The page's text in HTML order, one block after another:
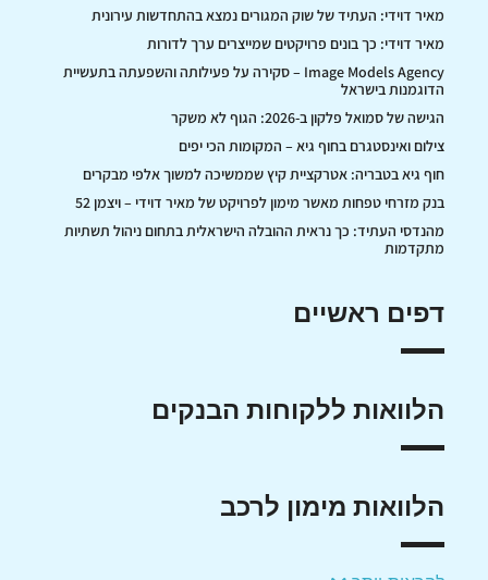
מאיר דוידי: העתיד של שוק המגורים נמצא בהתחדשות עירונית
מאיר דוידי: כך בונים פרויקטים שמייצרים ערך לדורות
Image Models Agency – סקירה על פעילותה והשפעתה בתעשיית
הדוגמנות בישראל
הגישה של סמואל פלקון ב-2026: הגוף לא משקר
צילום ואינסטגרם בחוף גיא – המקומות הכי יפים
חוף גיא בטבריה: אטרקציית קיץ שממשיכה למשוך אלפי מבקרים
בנק מזרחי טפחות מאשר מימון לפרויקט של מאיר דוידי – ויצמן 52
מהנדסי העתיד: כך נראית ההובלה הישראלית בתחום ניהול תשתיות
מתקדמות
דפים ראשיים
הלוואות ללקוחות הבנקים
הלוואות מימון לרכב